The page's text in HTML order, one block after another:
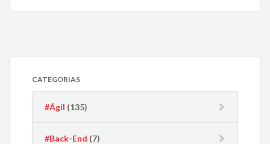
CATEGORIAS
#Ágil (135)
#Back-End (7)